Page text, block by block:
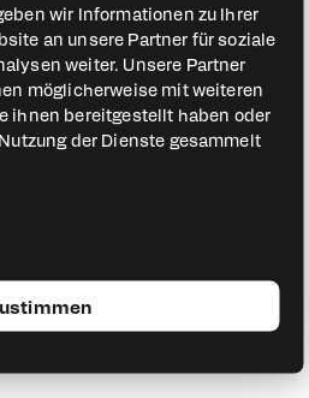
wir Informationen zu Ihrer
an unsere Partner für soziale
weiter. Unsere Partner
möglicherweise mit weiteren
ihnen bereitgestellt haben oder
der Dienste gesammelt